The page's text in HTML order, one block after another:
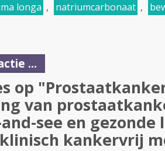
longa , natriumcarbonaat ,
...
op
van
see en gezonde
kankervrij